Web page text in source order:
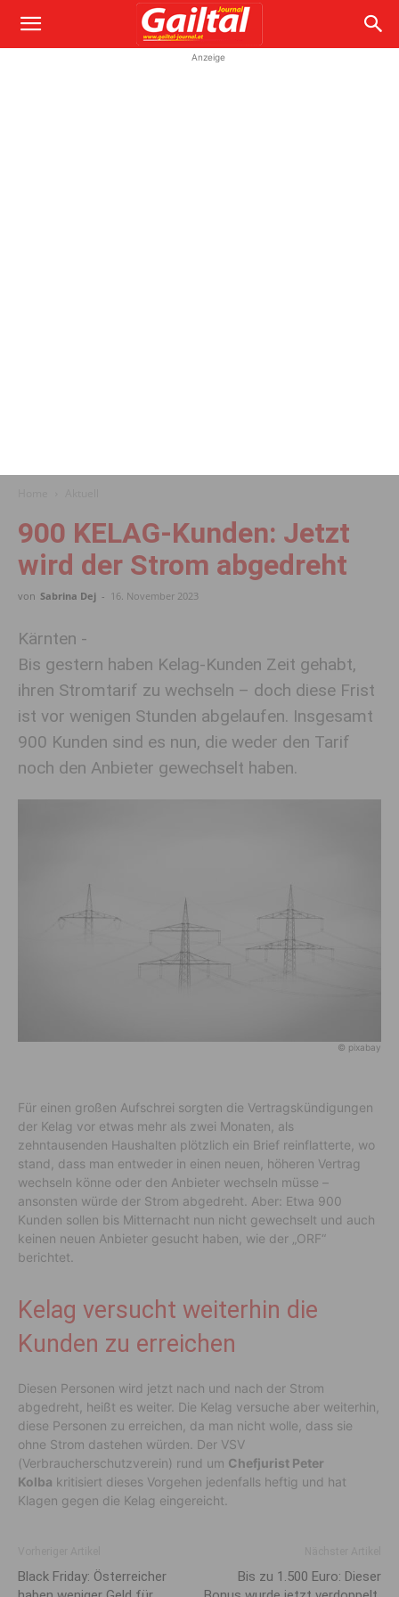
Anzeige
900 KELAG-Kunden: Jetzt
wird der Strom abgedreht
von Sabrina Dej - 16. November 2023
Kärnten -
Bis gestern haben Kelag-Kunden Zeit gehabt,
ihren Stromtarif zu wechseln – doch diese Frist
ist vor wenigen Stunden abgelaufen. Insgesamt
900 Kunden sind es nun, die weder den Tarif
noch den Anbieter gewechselt haben.
© pixabay
Für einen großen Aufschrei sorgten die Vertragskündigungen
der Kelag vor etwas mehr als zwei Monaten, als
zehntausenden Haushalten plötzlich ein Brief reinflatterte, wo
stand, dass man entweder in einen neuen, höheren Vertrag
wechseln könne oder den Anbieter wechseln müsse –
ansonsten würde der Strom abgedreht. Aber: Etwa 900
Kunden sollen bis Mitternacht nun nicht gewechselt und auch
keinen neuen Anbieter gesucht haben, wie der „ORF“
berichtet.
Kelag versucht weiterhin die
Kunden zu erreichen
Diesen Personen wird jetzt nach und nach der Strom
abgedreht, heißt es weiter. Die Kelag versuche aber weiterhin,
diese Personen zu erreichen, da man nicht wolle, dass sie
ohne Strom dastehen würden. Der VSV
(Verbraucherschutzverein) rund um Chefjurist Peter
Kolba kritisiert dieses Vorgehen jedenfalls heftig und hat
Klagen gegen die Kelag eingereicht.
Black Friday: Österreicher
Bis zu 1.500 Euro: Dieser